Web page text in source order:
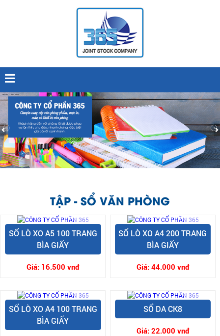
TẬP - SỔ VĂN PHÒNG
SỔ LÒ XO A5 100 TRANG
BÌA GIẤY
Giá: 16.500 vnđ
SỔ LÒ XO A4 200 TRANG
BÌA GIẤY
Giá: 44.000 vnđ
SỔ LÒ XO A4 100 TRANG
BÌA GIẤY
SỔ DA CK8
Giá: 22.000 vnđ